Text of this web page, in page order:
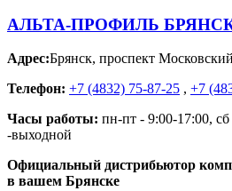
АЛЬТА-ПРОФИЛЬ
Адрес:Брянск, проспект
Телефон: +7 (4832) 75-87-25 , +7
Часы работы: пн-пт - 9:00-17:00,
-выходной
Официальный дистрибьютор
в вашем Брянске